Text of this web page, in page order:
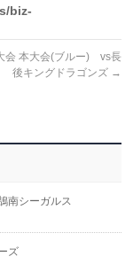
biz-
会 本大会(ブルー) vs長
後キングドラゴンズ →
南シーガルス
ズ